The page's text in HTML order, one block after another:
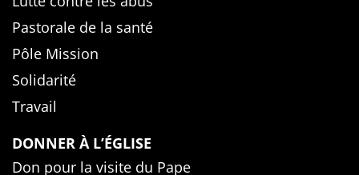
Pastorale de la santé
Pôle Mission
Solidarité
Travail
DONNER À L’ÉGLISE
Don pour la visite du Pape